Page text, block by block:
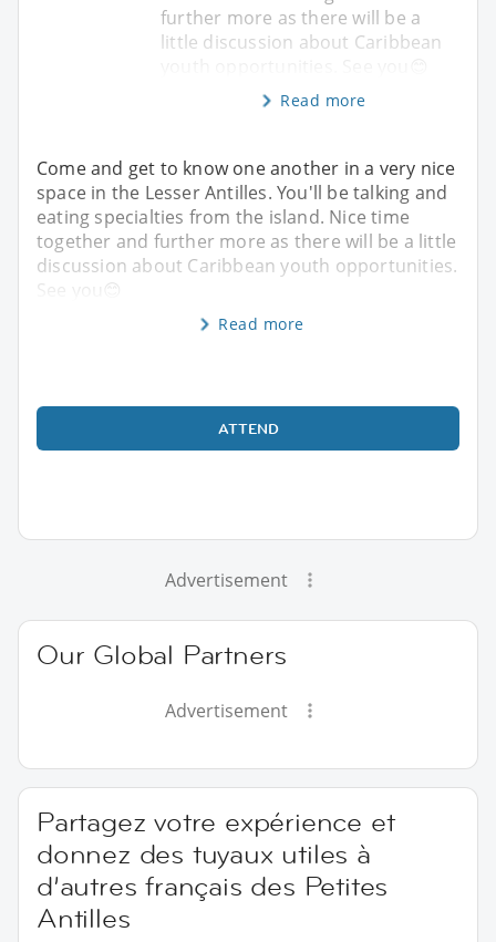
further more as there will be a
little discussion about Caribbean
Read more
Come and get to know one another in a very nice
space in the Lesser Antilles. You'll be talking and
eating specialties from the island. Nice time
together and further more as there will be a little
discussion about Caribbean youth opportunities.
See you😊
Read more
ATTEND
Advertisement
Our Global Partners
Advertisement
Partagez votre expérience et
donnez des tuyaux utiles à
d’autres français des Petites
Antilles